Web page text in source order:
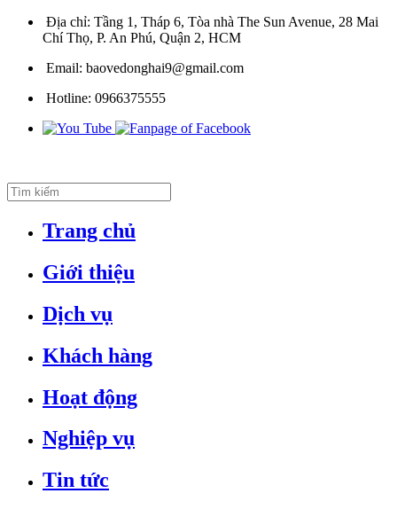
Địa chỉ: Tầng 1, Tháp 6, Tòa nhà The Sun Avenue, 28 Mai
Chí Thọ, P. An Phú, Quận 2, HCM
Email: baovedonghai9@gmail.com
Hotline: 0966375555
Trang chủ
Giới thiệu
Dịch vụ
Khách hàng
Hoạt động
Nghiệp vụ
Tin tức